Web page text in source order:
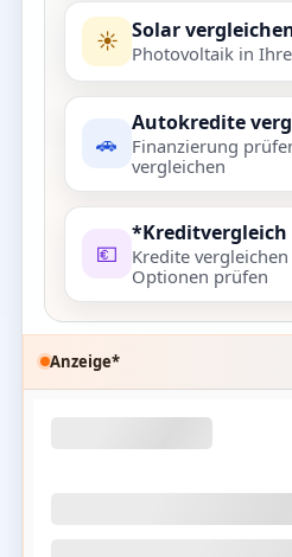
☀️ Solar
Photovoltaik in
🚗
Autokredite
Finanzierung
vergleichen
💶
*Kreditvergleich
Kredite
Optionen prüfen
Anzeige*